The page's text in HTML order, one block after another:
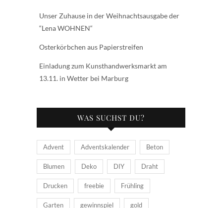
Unser Zuhause in der Weihnachtsausgabe der
“Lena WOHNEN“
Osterkörbchen aus Papierstreifen
Einladung zum Kunsthandwerksmarkt am
13.11. in Wetter bei Marburg
WAS SUCHST DU?
Advent Adventskalender Beton
Blumen Deko DIY Draht
Drucken freebie Frühling
Garten gewinnspiel gold